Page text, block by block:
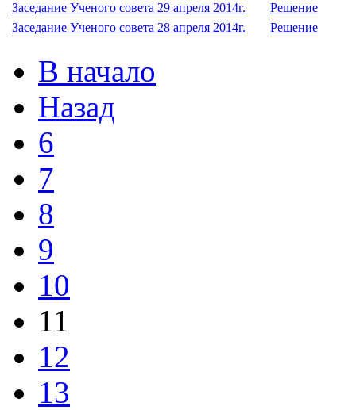
Заседание Ученого совета 29 апреля 2014г.
Решение
Заседание Ученого совета 28 апреля 2014г.
Решение
В начало
Назад
6
7
8
9
10
11
12
13